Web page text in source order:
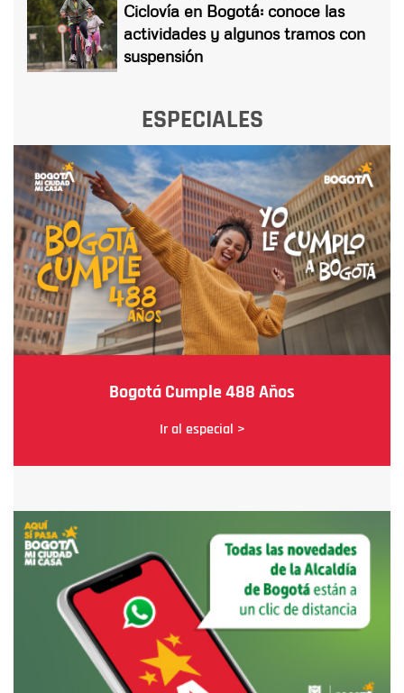
Ciclovía en Bogotá: conoce las
actividades y algunos tramos con
suspensión
ESPECIALES
Bogotá Cumple 488 Años
Ir al especial >